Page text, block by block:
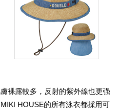
裸露較多，反射的紫外線也更强
HOUSE的所有泳衣都採用可